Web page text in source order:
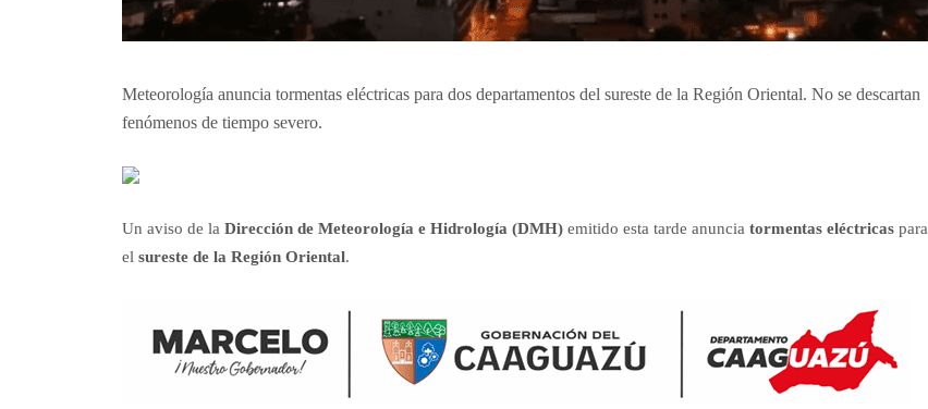
Meteorología anuncia tormentas eléctricas para dos departamentos del sureste de la Región Oriental. No se descartan
fenómenos de tiempo severo.
Un aviso de la Dirección de Meteorología e Hidrología (DMH) emitido esta tarde anuncia tormentas eléctricas para
el sureste de la Región Oriental.